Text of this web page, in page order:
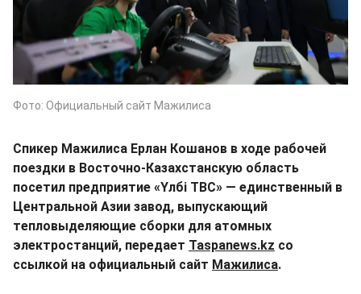
Фото: Официальный сайт Мажилиса
Спикер Мажилиса Ерлан Кошанов в ходе рабочей
поездки в Восточно-Казахстанскую область
посетил предприятие «Үлбі ТВС» — единственный в
Центральной Азии завод, выпускающий
тепловыделяющие сборки для атомных
электростанций, передает Taspanews.kz со
ссылкой на официальный сайт Мажилиса.